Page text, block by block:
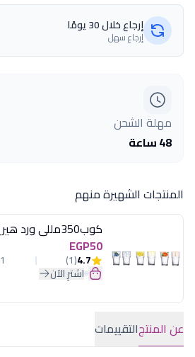
إرجاع خلال 30 يومًا
إرجاع سهل
مهلة الشحن
48 ساعة
المنتجات الشهيرة منهم
كوب350مللى ورد هيريفين
EGP50
4.7
(1)
11
اشترِ الآن
عن المنتجالتقييمات